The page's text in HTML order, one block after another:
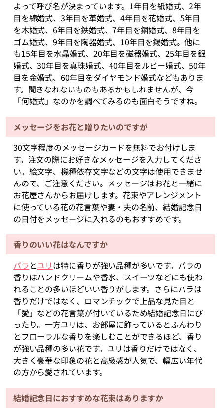
よって呼び名が決まっています。1年目を紙婚式、2年
目を綿婚式、3年目を革婚式、4年目を花婚式、5年目
を木婚式、6年目を鉄婚式、7年目を銅婚式、8年目を
ゴム婚式、9年目を陶器婚式、10年目を錫婚式。他に
も15年目を水晶婚式、20年目を磁器婚式、25年目を銀
婚式、30年目を真珠婚式、40年目をルビー婚式、50年
目を金婚式、60年目をダイヤモンド婚式などもありま
す。聞きなれないものもあるかもしれませんが、今
「何婚式」なのかを調べてみるのも面白そうですね。
メッセージをお花と贈りたいのですが
30文字程度のメッセージカードを無料でお付けしま
す。注文の際にお好きなメッセージを入力してくださ
い。絵文字、機種依存文字などの文字は使用できませ
んので、ご注意ください。メッセージはお花と一緒に
お花屋さんからお届けします。花束やアレンジメント
に使っている花の花言葉や妻・夫の名前、結婚記念日
の日付をメッセージに入れるのもおすすめです。
香りのいい花はなんですか
バラ とユリは特に香りが強い品種が多いです。バラの
香りはハンドクリームや香水、スイーツなどにも使わ
れることの多いほどいい香りがします。さらにバラは
香りだけではなく、ロマンチックで上品な見た目と
「愛」などの花言葉が付いているため結婚記念日にぴ
ったり。一方ユリは、お部屋に飾っているとふんわり
とフローラルな香りを楽しむことができるほど、香り
が強い品種の多い花です。ユリは香りだけではなく、
大きく豪華な印象の花と高級感が人気で、幅広い年代
の方から愛されています。
結婚記念日におすすめな花束はありますか